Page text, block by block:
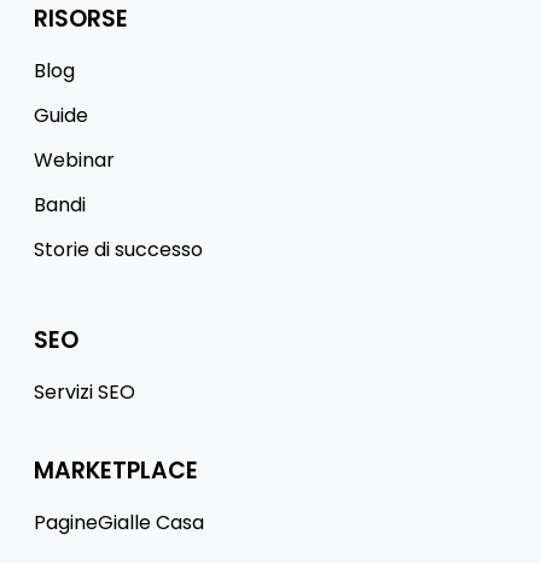
RISORSE
Blog
Guide
Webinar
Bandi
Storie di successo
SEO
Servizi SEO
MARKETPLACE
PagineGialle Casa